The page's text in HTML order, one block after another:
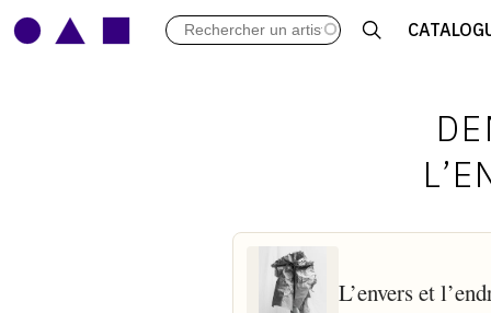
ARCHIVES DES EXPOSITIONS
LIBRAIRIE : LIVRES &
LEXIQUE ARTISTIQUE
L’envers et